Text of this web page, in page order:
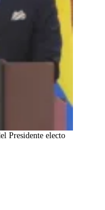
Presidente electo